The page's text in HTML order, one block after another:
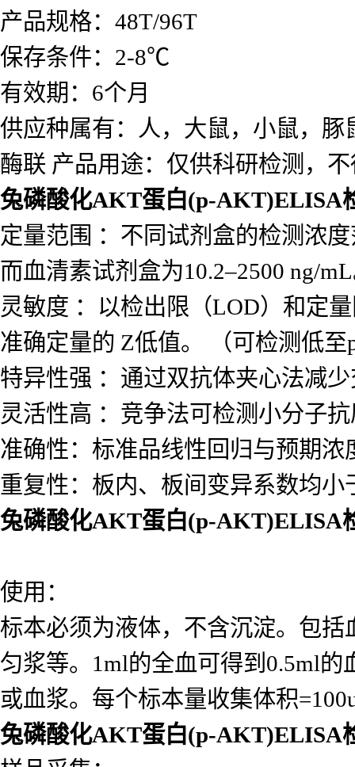
产品规格：48T/96T
保存条件：2-8℃
有效期：6个月
供应种属有：人，大鼠，小鼠，
酶联 产品用途：仅供科研检测，
兔磷酸化AKT蛋白(p-AKT)ELISA
定量范围 ：不同试剂盒的检测浓
而血清素试剂盒为10.2–2500 ng/
灵敏度 ：以检出限（LOD）和定
准确定量的 Z低值。 （可检测低
特异性强 ：通过双抗体夹心法减
灵活性高 ：竞争法可检测小分子
准确性：标准品线性回归与预期浓
重复性：板内、板间变异系数均小
兔磷酸化AKT蛋白(p-AKT)ELISA
使用：
标本必须为液体，不含沉淀。包
匀浆等。1ml的全血可得到0.5ml的
或血浆。每个标本量收集体积
兔磷酸化AKT蛋白(p-AKT)ELISA